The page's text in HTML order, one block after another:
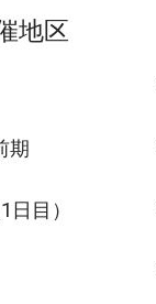
地区
期
目）